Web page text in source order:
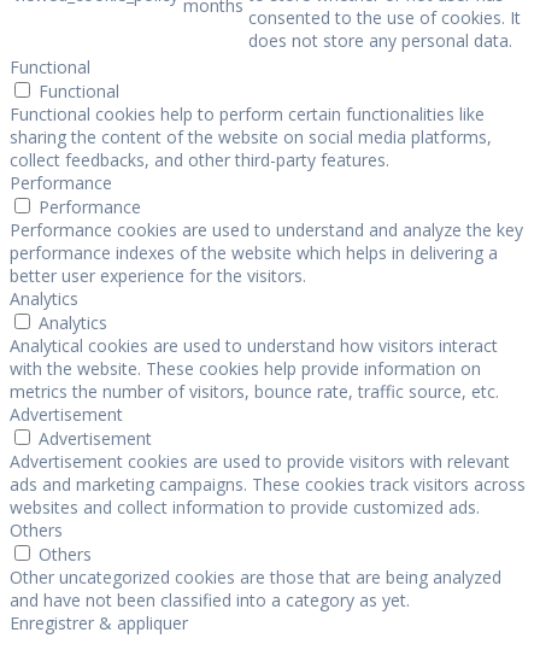
months
consented to the use of cookies. It
does not store any personal data.
Functional
Functional
Functional cookies help to perform certain functionalities like
sharing the content of the website on social media platforms,
collect feedbacks, and other third-party features.
Performance
Performance
Performance cookies are used to understand and analyze the key
performance indexes of the website which helps in delivering a
better user experience for the visitors.
Analytics
Analytics
Analytical cookies are used to understand how visitors interact
with the website. These cookies help provide information on
metrics the number of visitors, bounce rate, traffic source, etc.
Advertisement
Advertisement
Advertisement cookies are used to provide visitors with relevant
ads and marketing campaigns. These cookies track visitors across
websites and collect information to provide customized ads.
Others
Others
Other uncategorized cookies are those that are being analyzed
and have not been classified into a category as yet.
Enregistrer & appliquer